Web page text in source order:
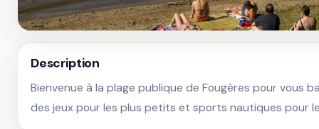
Description
Bienvenue à la plage publique de Fougères pour vous
des jeux pour les plus petits et sports nautiques pour